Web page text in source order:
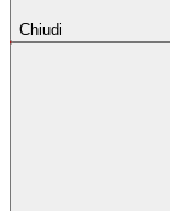
Chiudi